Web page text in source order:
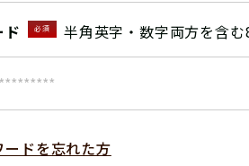
ド 必須 半角英字・数字両方を含
ードを忘れた方